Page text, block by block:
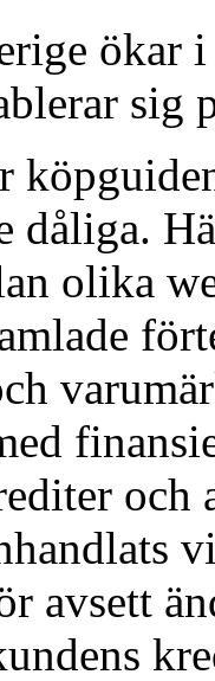
ökar
sig
dåliga.
olika
och
avsett